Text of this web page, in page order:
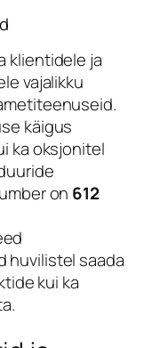
klientidele ja
vajalikku
käigus
ka oksjonitel
on 612
huvilistel saada
kui ka